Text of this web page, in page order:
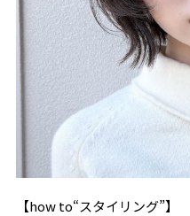
【how to“スタイリング”】